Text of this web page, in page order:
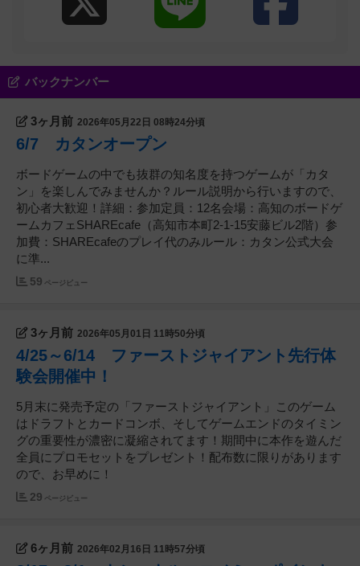
バックナンバー
3ヶ月前 2026年05月22日 08時24分頃
6/7 カタンオープン
ボードゲームの中でも抜群の知名度を持つゲームが「カタ
ン」を楽しんでみませんか？ルール説明から行いますので、
初心者大歓迎！詳細：参加定員：12名会場：高知のボードゲ
ームカフェSHAREcafe（高知市本町2-1-15安藤ビル2階）参
加費：SHAREcafeのプレイ代のみルール：カタン公式大会
に準...
59 ページビュー
3ヶ月前 2026年05月01日 11時50分頃
4/25～6/14 ファーストジャイアント先行体
験会開催中！
5月末に発売予定の「ファーストジャイアント」このゲーム
はドラフトとカードコンボ、そしてゲームエンドのタイミン
グの重要性が濃密に凝縮されてます！期間中に本作を遊んだ
全員にプロモセットをプレゼント！配布数に限りがあります
ので、お早めに！
29 ページビュー
6ヶ月前 2026年02月16日 11時57分頃